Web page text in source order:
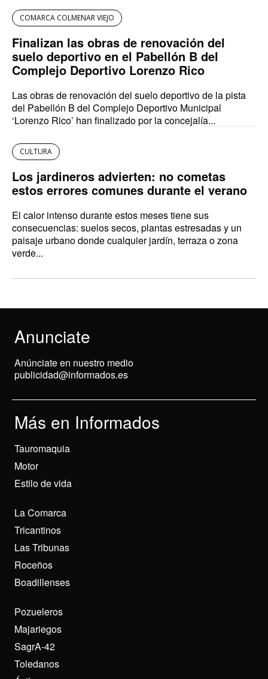
COMARCA COLMENAR VIEJO
Finalizan las obras de renovación del
suelo deportivo en el Pabellón B del
Complejo Deportivo Lorenzo Rico
Las obras de renovación del suelo deportivo de la pista
del Pabellón B del Complejo Deportivo Municipal
‘Lorenzo Rico’ han finalizado por la concejalía...
CULTURA
Los jardineros advierten: no cometas
estos errores comunes durante el verano
El calor intenso durante estos meses tiene sus
consecuencias: suelos secos, plantas estresadas y un
paisaje urbano donde cualquier jardín, terraza o zona
verde...
Anunciate
Anúnciate en nuestro medio
publicidad@informados.es
Más en Informados
Tauromaquia
Motor
Estilo de vida
La Comarca
Tricantinos
Las Tribunas
Roceños
Boadillenses
Pozueleros
Majariegos
SagrA-42
Toledanos